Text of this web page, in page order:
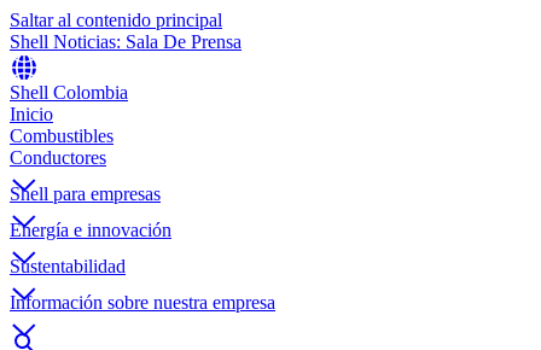
Saltar al contenido principal
Shell Noticias: Sala De Prensa
Shell Colombia
Inicio
Combustibles
Conductores
Shell para empresas
Energía e innovación
Sustentabilidad
Información sobre nuestra empresa